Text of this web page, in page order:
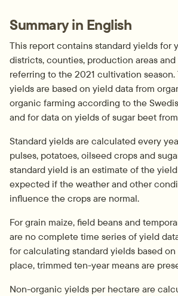
Summary in English
This report contains standard yields for
districts, counties, production areas
referring to the 2021 cultivation season.
yields are based on yield data from
organic farming according to the
and for data on yields of sugar beet
Standard yields are calculated every
pulses, potatoes, oilseed crops and
standard yield is an estimate of the
expected if the weather and other
influence the crops are normal.
For grain maize, field beans and
are no complete time series of yield
for calculating standard yields based on
place, trimmed ten-year means are
Non-organic yields per hectare are